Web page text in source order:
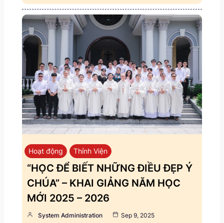
Hoạt động Thỉnh Viện
“HỌC ĐỂ BIẾT NHỮNG ĐIỀU ĐẸP Ý
CHÚA” – KHAI GIẢNG NĂM HỌC
MỚI 2025 – 2026
System Administration
Sep 9, 2025